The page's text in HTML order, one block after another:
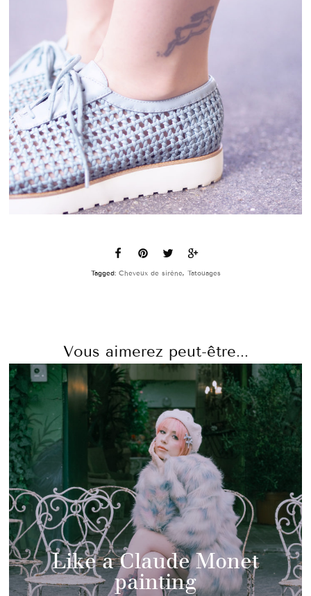
Tagged: Cheveux de sirène, Tatouages
Vous aimerez peut-être...
Like a Claude Monet
painting